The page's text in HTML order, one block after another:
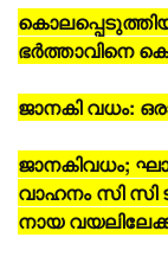
ഭര്‍ത്താവിനെ
ജാനകി വധം:
ജാനകിവധം;
വാഹനം സി സി
നായ വയലിലേക്ക്